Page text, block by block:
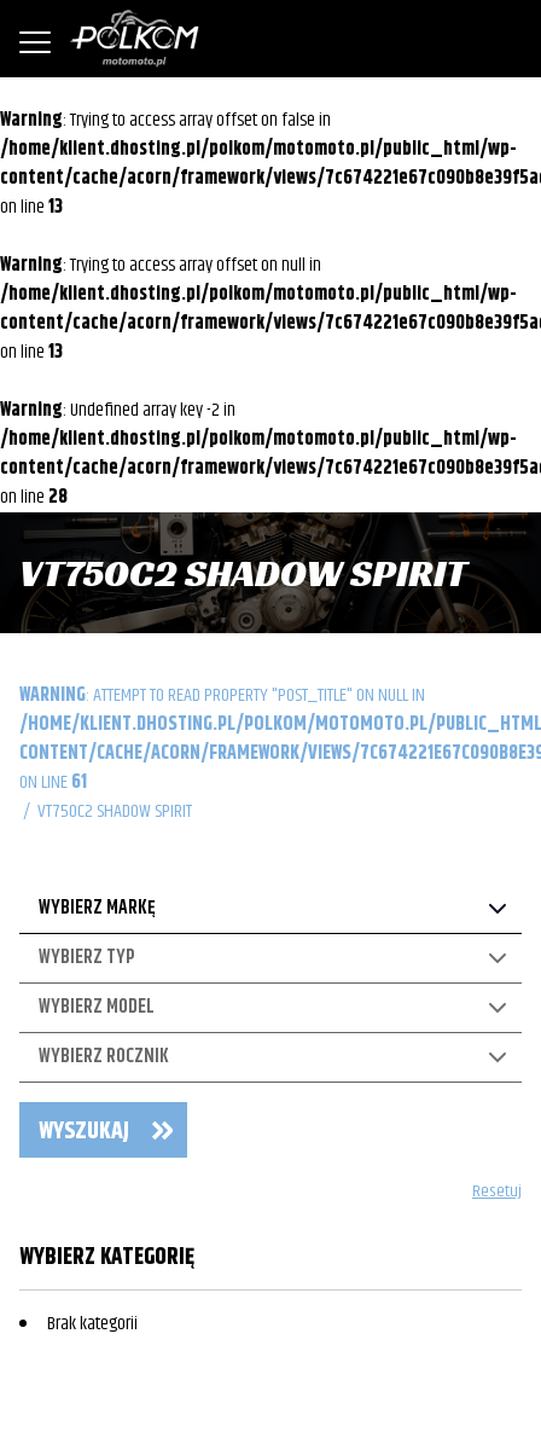
Warning : Trying to access array offset on false in
/home/klient.dhosting.pl/polkom/motomoto.pl/public_html/wp-
content/cache/acorn/framework/views/
on line13
Warning : Trying to access array offset on null in
/home/klient.dhosting.pl/polkom/motomoto.pl/public_html/wp-
content/cache/acorn/framework/views/
on line13
Warning : Undefined array key -2 in
/home/klient.dhosting.pl/polkom/motomoto.pl/public_html/wp-
content/cache/acorn/framework/views/
on line 28
VT750C2 SHADOW SPIRIT
WARNING : ATTEMPT TO READ PROPERTY "POST_TITLE" ON NULL IN
/HOME/KLIENT.DHOSTING.PL/POLKOM/MOTOMOTO.PL/
CONTENT/CACHE/ACORN/FRAMEWORK/VIEWS/
ON LINE61
/ VT750C2 SHADOW SPIRIT
WYBIERZ MARKĘ
WYBIERZ TYP
WYBIERZ MODEL
WYBIERZ ROCZNIK
WYSZUKAJ
Resetuj
WYBIERZ KATEGORIĘ
Brak kategorii